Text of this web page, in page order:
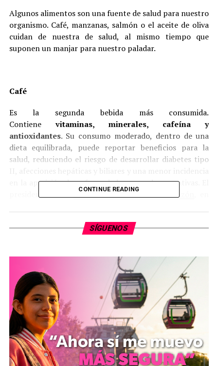
Algunos alimentos son una fuente de salud para nuestro
organismo. Café, manzanas, salmón o el aceite de oliva
cuidan de nuestra de salud, al mismo tiempo que
suponen un manjar para nuestro paladar.
Café
Es la segunda bebida más consumida.
Contienevitaminas, minerales, cafeína y
antioxidantes. Su consumo moderado, dentro de una
dieta equilibrada, puede reportar beneficios para la
salud, reduciendo el riesgo de desarrollar diabetes tipo
II, afecciones hepáticas y biliares y una menor incidencia
en la aparición de enfermedades neurodegenerativas. El
presidente de la
Fundación Española del Corazón
de hasta cuatro tazas de café, se asocia a una mayor
Aceite de oliva
Es unaceitevegetal, extraído de las aceitunas, frutos del
olivo. La calidad se mide por sus características
organolépticas y su contenido en ácidos grasos libres. Es
rico en vitaminas liposubles A, D, E, K. Favorece la
absorción del minerales como el calcio, fósforo y zinc.
Contieneantioxidantesnaturales como los polifenoles,
CONTINUE READING
SÍGUENOS